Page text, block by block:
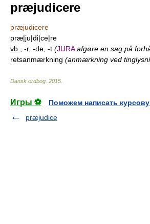
præjudicere
præjudicere
præ|ju|di|ce|re
vb.
, -r, -de, -t (JURA afgøre en sag på
retsanmærkning (anmærkning ved
Dansk ordbog 2015
Игры ⚽
Поможем написать
præjudice